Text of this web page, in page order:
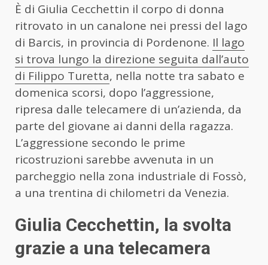
È di Giulia Cecchettin il corpo di donna
ritrovato in un canalone nei pressi del lago
di Barcis, in provincia di Pordenone. Il lago
si trova lungo la direzione seguita dall’auto
di Filippo Turetta, nella notte tra sabato e
domenica scorsi, dopo l’aggressione,
ripresa dalle telecamere di un’azienda, da
parte del giovane ai danni della ragazza.
L’aggressione secondo le prime
ricostruzioni sarebbe avvenuta in un
parcheggio nella zona industriale di Fossò,
a una trentina di chilometri da Venezia.
Giulia Cecchettin, la svolta
grazie a una telecamera